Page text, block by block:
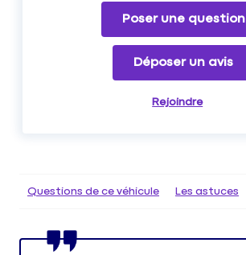
Poser une question
Déposer un avis
Rejoindre
Questions de ce véhicule Les astuces